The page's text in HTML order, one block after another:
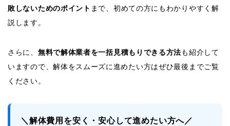
敗しないためのポイント まで、初めての方にもわかりやすく解
説します。
さらに、 無料で解体業者を一括見積もりできる方法も紹介して
いますので、解体をスムーズに進めたい方はぜひ最後までご覧
ください。
＼解体費用を安く・安心して進めたい方へ／